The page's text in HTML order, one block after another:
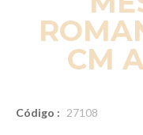
CM
Código : 27108